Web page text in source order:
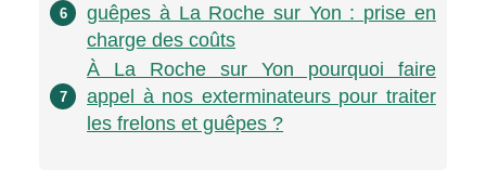
6
guêpes à La Roche sur Yon : prise en
charge des coûts
7
À La Roche sur Yon pourquoi faire
appel à nos exterminateurs pour traiter
les frelons et guêpes ?